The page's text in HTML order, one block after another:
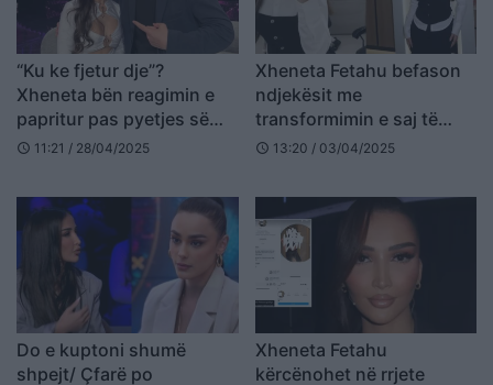
“Ku ke fjetur dje”?
Xheneta bën reagimin e
papritur pas pyetjes së
Bledit
schedule 11:21 / 28/04/2025
Xheneta Fetahu befason
ndjekësit me
transformimin e saj të
guximshëm
schedule 13:20 / 03/04/2025
Do e kuptoni shumë
shpejt/ Çfarë po
Xheneta Fetahu
kërcënohet në rrjete